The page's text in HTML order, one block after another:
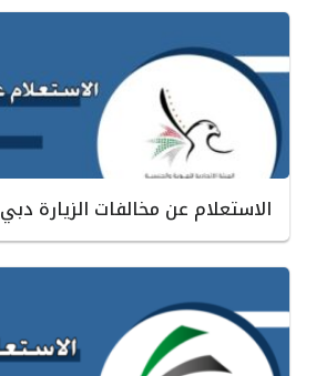
الاستعلام عن مخالفات الزيارة دبي